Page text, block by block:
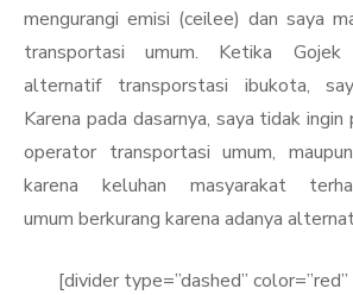
mengurangi emisi (ceilee) dan saya
transportasi umum. Ketika
alternatif transporstasi ibukota,
Karena pada dasarnya, saya tidak ingin
operator transportasi umum,
karena keluhan masyarakat
umum berkurang karena adanya
[divider type=”dashed”